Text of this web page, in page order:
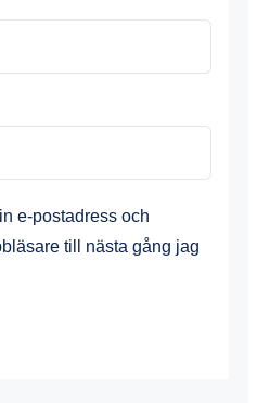
e-postadress och
till nästa gång jag